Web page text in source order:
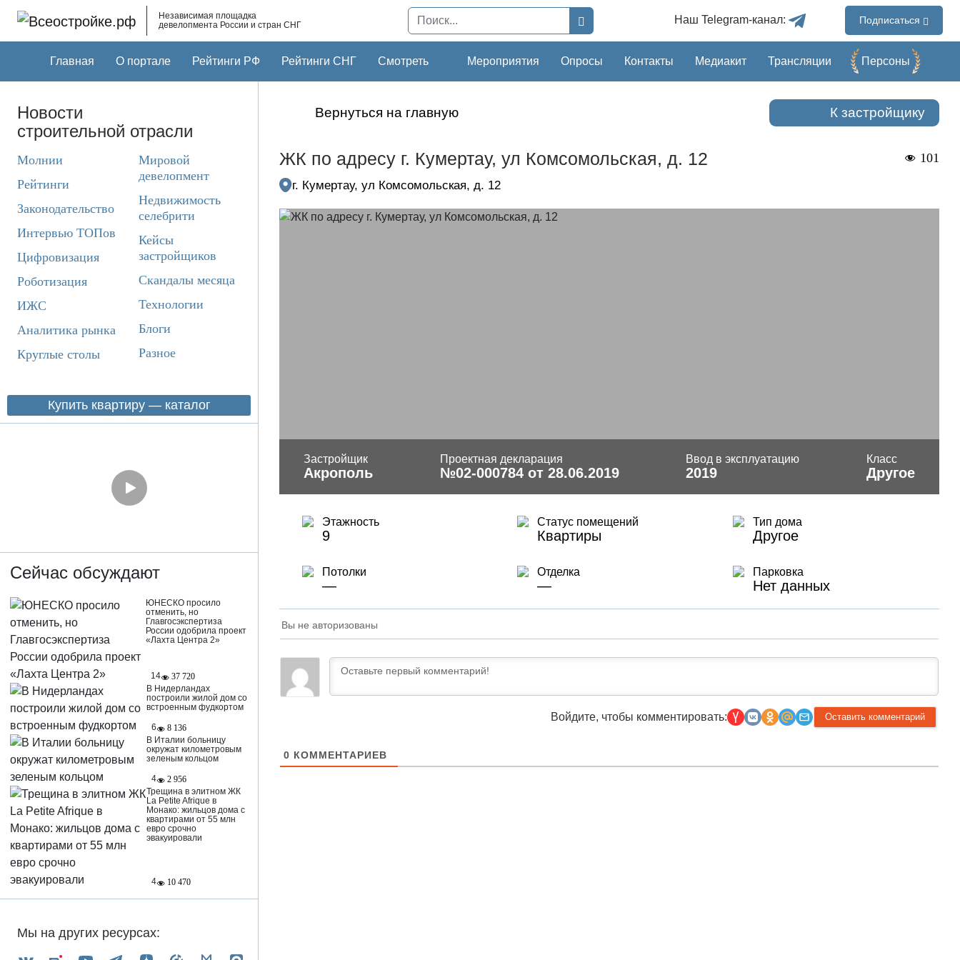
Независимая площадка
девелопмента России и стран СНГ
Наш Telegram-канал: Подписаться
Главная О портале Рейтинги РФ Рейтинги СНГ Смотреть Мероприятия Опросы Контакты Медиакит Трансляции Перcоны
Новости
строительной отрасли
Молнии
Рейтинги
Законодательство
Интервью ТОПов
Цифровизация
Роботизация
ИЖС
Аналитика рынка
Круглые столы
Мировой
девелопмент
Недвижимость
селебрити
Кейсы
застройщиков
Скандалы месяца
Технологии
Блоги
Разное
Купить квартиру — каталог
Сейчас обсуждают
ЮНЕСКО просило
отменить, но
Главгосэкспертиза
России одобрила проект
«Лахта Центра 2»
14
37 720
В Нидерландах
построили жилой дом со
встроенным фудкортом
6
8 136
В Италии больницу
окружат километровым
зеленым кольцом
4
2 956
Трещина в элитном ЖК
La Petite Afrique в
Монако: жильцов дома с
квартирами от 55 млн
евро срочно
эвакуировали
4 10 470
Мы на других ресурсах:
Вернуться на главную К застройщику
ЖК по адресу г. Кумертау, ул Комсомольская, д. 12 101
г. Кумертау, ул Комсомольская, д. 12
Застройщик
Акрополь
Проектная декларация
№02-000784 от 28.06.2019
Ввод в эксплуатацию
2019
Класс
Другое
Этажность
9
Статус помещений
Квартиры
Тип дома
Другое
Потолки
—
Отделка
—
Парковка
Нет данных
Вы не авторизованы
Войдите, чтобы комментировать:
0 КОММЕНТАРИЕВ